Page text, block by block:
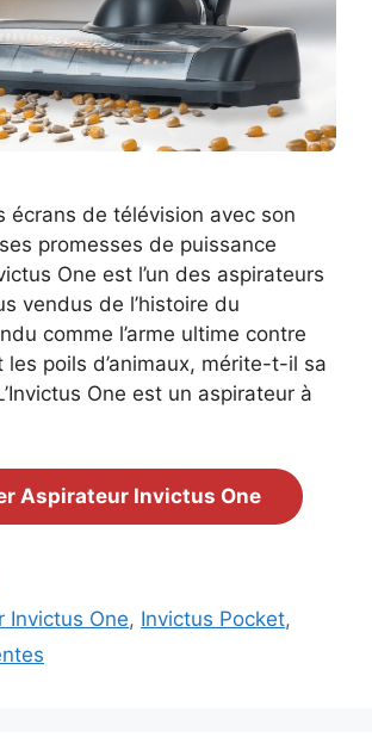
écrans de télévision avec son
promesses de puissance
One est l’un des aspirateurs
vendus de l’histoire du
comme l’arme ultime contre
les poils d’animaux, mérite-t-il sa
One est un aspirateur à
Aspirateur Invictus One
Invictus One, Invictus Pocket,